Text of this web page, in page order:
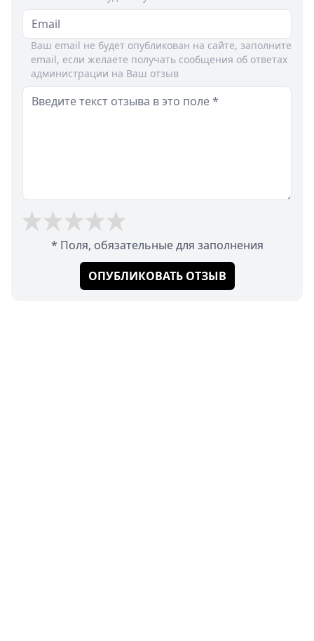
Ваш email не будет опубликован на сайте, заполните
email, если желаете получать сообщения об ответах
администрации на Ваш отзыв
* Поля, обязательные для заполнения
ОПУБЛИКОВАТЬ ОТЗЫВ